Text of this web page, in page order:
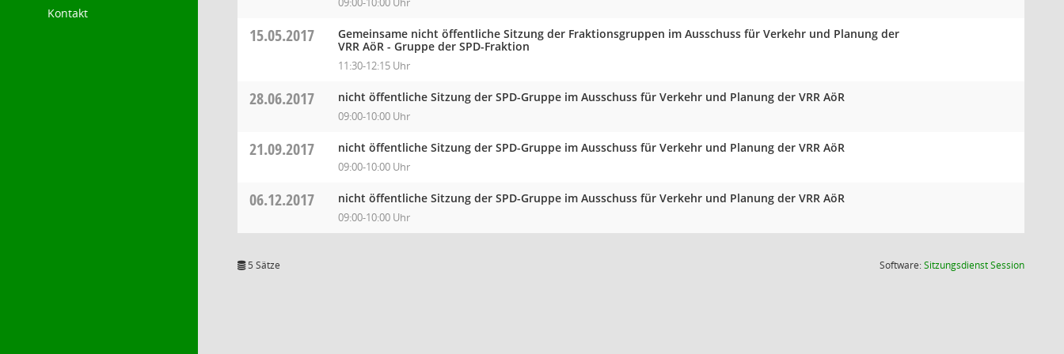
Kontakt
15.05.2017
Gemeinsame nicht öffentliche Sitzung der Fraktionsgruppen im Ausschuss für Verkehr und Planung der
VRR AöR - Gruppe der SPD-Fraktion
11:30-12:15 Uhr
28.06.2017 nicht öffentliche Sitzung der SPD-Gruppe im Ausschuss für Verkehr und Planung der VRR AöR
09:00-10:00 Uhr
21.09.2017 nicht öffentliche Sitzung der SPD-Gruppe im Ausschuss für Verkehr und Planung der VRR AöR
09:00-10:00 Uhr
06.12.2017 nicht öffentliche Sitzung der SPD-Gruppe im Ausschuss für Verkehr und Planung der VRR AöR
09:00-10:00 Uhr
5 Sätze Software:SitzungsdienstSession(Wird in